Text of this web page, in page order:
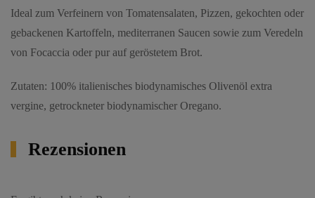
Ideal zum Verfeinern von Tomatensalaten, Pizzen, gekochten oder
gebackenen Kartoffeln, mediterranen Saucen sowie zum Veredeln
von Focaccia oder pur auf geröstetem Brot.
Zutaten: 100% italienisches biodynamisches Olivenöl extra
vergine, getrockneter biodynamischer Oregano.
Rezensionen